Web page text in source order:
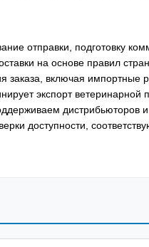
отправки, подготовку
на основе правил
заказа, включая
экспорт
дистрибьюторов
доступности,